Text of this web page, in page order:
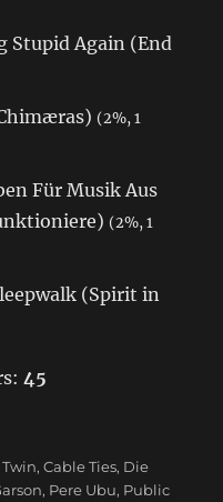
Stupid Again (End
(2%, 1
Für Musik Aus
(2%, 1
(Spirit in
45
,Cable Ties, Die
, Pere Ubu, Public